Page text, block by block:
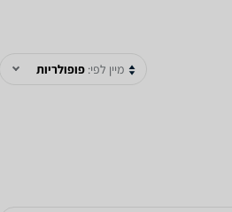
מיין לפי: פופולריות